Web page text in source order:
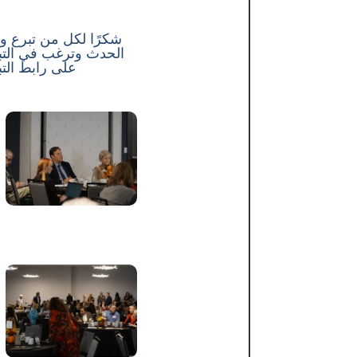
شكرًا لكل من تبرع
الحدث وترغب في
على رابط